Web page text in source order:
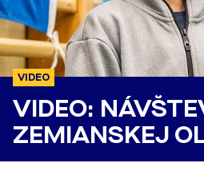
VIDEO
VIDEO:
ZEMIANSKEJ